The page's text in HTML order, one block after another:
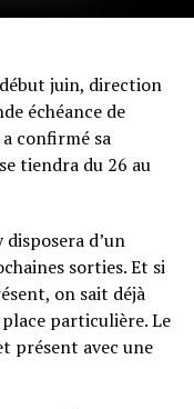
juin, direction
échéance de
confirmé sa
tiendra du 26 au
d’un
sorties. Et si
on sait déjà
particulière. Le
présent avec une